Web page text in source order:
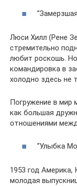
Люси Хилл (Рене
стремительно
любит роскошь.
командировка в
холодно здесь не
Погружение в мир
как большая
отношениями
“Улыбка
1953 год
молодая